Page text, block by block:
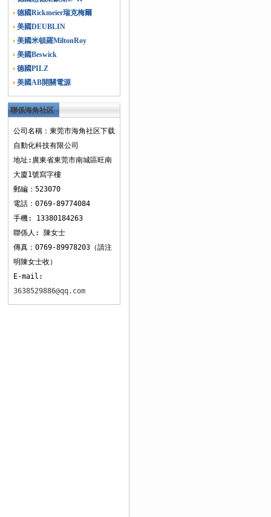
德國Rickmeier瑞克梅爾
美國DEUBLIN
美國米頓羅MiltonRoy
美國Beswick
德國PILZ
美國AB開關電源
聯係海角社区
下载
公司名稱：東莞市海角社区下载
自動化科技有限公司
地址:廣東省東莞市南城區旺南
大廈1號寫字樓
郵編：523070
電話：0769-89774084
手機: 13380184263
聯係人: 陳女士
傳真：0769-89978203（請注
明陳女士收）
E-mail:
3638529886@qq.com